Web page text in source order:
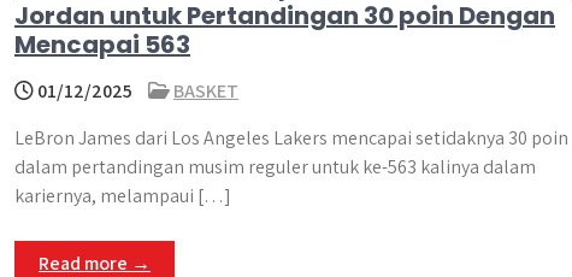
Jordan untuk Pertandingan 30 poin Dengan
Mencapai 563
01/12/2025
BASKET
LeBron James dari Los Angeles Lakers mencapai setidaknya 30 poin
dalam pertandingan musim reguler untuk ke-563 kalinya dalam
kariernya, melampaui […]
Read more →